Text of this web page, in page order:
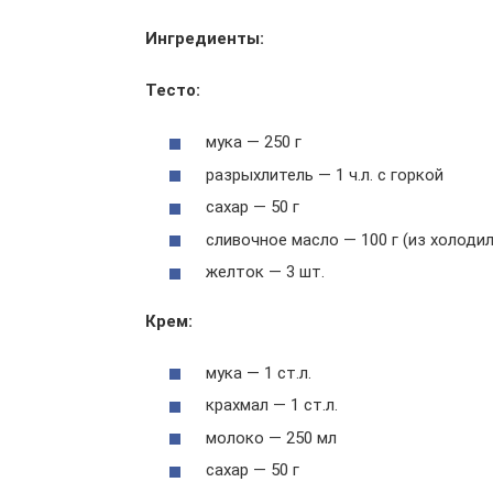
Ингредиенты:
Тесто:
мука — 250 г
разрыхлитель — 1 ч.л. с горкой
сахар — 50 г
сливочное масло — 100 г (из
желток — 3 шт.
Крем:
мука — 1 ст.л.
крахмал — 1 ст.л.
молоко — 250 мл
сахар — 50 г